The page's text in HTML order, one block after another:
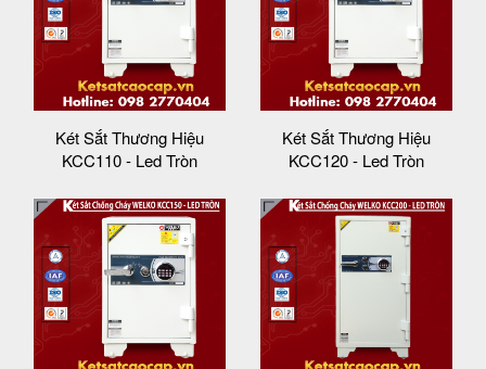
Két Sắt Thương Hiệu
KCC110 - Led Tròn
Két Sắt Thương Hiệu
KCC120 - Led Tròn